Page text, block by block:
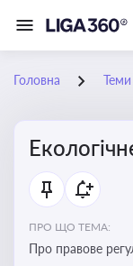
Головна Теми
ПРО ЩО ТЕМА:
Про правове